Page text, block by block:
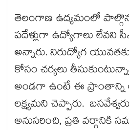
తెలంగాణ ఉద్యమంలో
పదేళ్లుగా ఉద్యోగాలు లేవని
అన్నారు. నిరుద్యోగ
కోసం చర్యలు
అండగా ఉంటే ఈ
లక్ష్యమని చెప్పారు.
అనుసరించి, ప్రతి వర్గానికి